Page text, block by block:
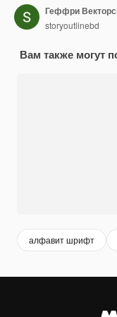
Геффри
storyoutlinebd
Вам также могут
алфавит шрифт